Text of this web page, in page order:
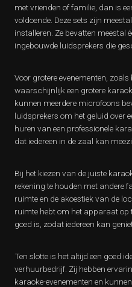
met vrienden of familie, dan is
voldoende. Deze sets zijn
installeren. Ze bevatten meestal
ingebouwde luidsprekers die
Voor grotere evenementen,
waarschijnlijk een grotere
kunnen meerdere microfoons
luidsprekers om het geluid over
huren van een professionele
dat iedereen in de zaal kan
Bij het kiezen van de juiste
rekening te houden met andere
ruimte en de akoestiek van de
ruimte hebt om het apparaat op
goed is, zodat iedereen kan
Ten slotte is het altijd een goed
verhuurbedrijf. Zij hebben
karaoke-evenementen en